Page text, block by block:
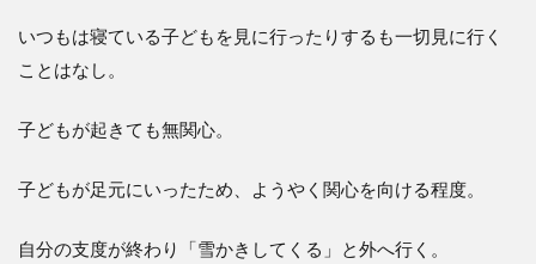
いつもは寝ている子どもを見に行ったりするも一切見に行く
ことはなし。
子どもが起きても無関心。
子どもが足元にいったため、ようやく関心を向ける程度。
自分の支度が終わり「雪かきしてくる」と外へ行く。